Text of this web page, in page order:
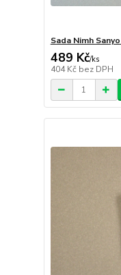
Sada Nimh
489 Kč/ks
404 Kč bez DPH